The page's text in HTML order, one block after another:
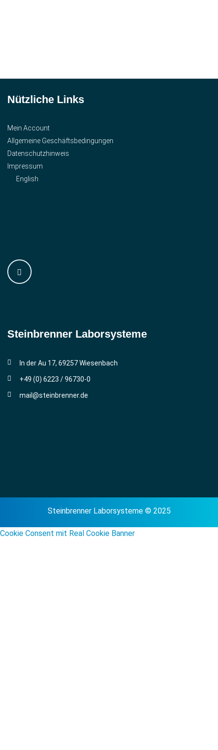
Nützliche Links
Mein Account
Allgemeine Geschäftsbedingungen
Datenschutzhinweis
Impressum
English
Steinbrenner ­Laborsysteme
In der Au 17, 69257 Wiesenbach
+49 (0) 6223 / 96730-0
mail@steinbrenner.de
Steinbrenner Laborsysteme © 2025
Cookie Consent mit Real Cookie Banner